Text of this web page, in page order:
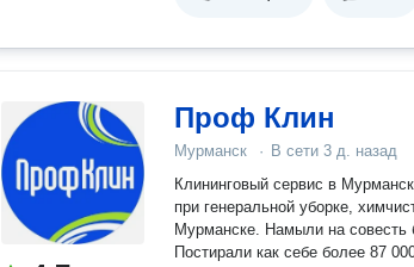
Проф Клин
Мурманск · В сети 3 д. назад
Клининговый сервис в Мурманске. Удаляем до 98%
при генеральной уборке,
Мурманске. Намыли на совесть более 7 000 квартир и коттеджей.
Постирали как себе более 87 000 ковров.